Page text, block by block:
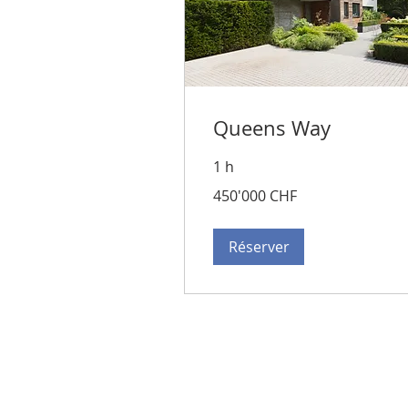
Queens Way
1 h
francs
450'000 CHF
Réserver